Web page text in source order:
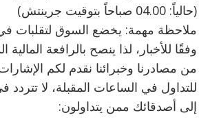
(حالياً: 04.00 صباحاً بتوقيت جرينتش)
ملاحظة مهمة: يخضع السوق لتقلبات
وفقًا للأخبار، لذا ينصح بالرافعة المالية
من مصادرنا وخبرائنا نقدم لكم
للتداول في الساعات المقبلة، لا تتردد
إلى أصدقائك ممن يتداولون: